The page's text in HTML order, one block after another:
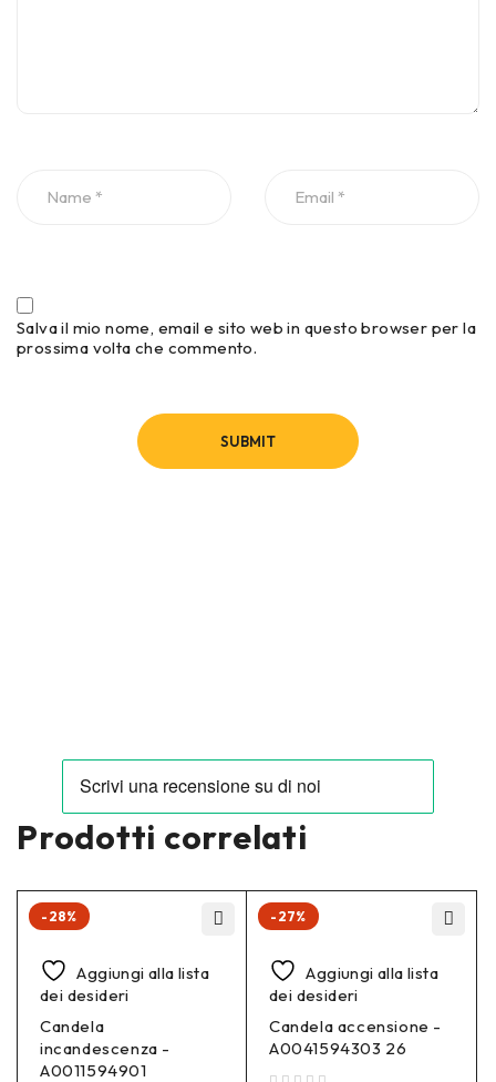
Salva il mio nome, email e sito web in questo browser per la
prossima volta che commento.
Prodotti correlati
-28%
Aggiungi alla lista
dei desideri
Candela
incandescenza -
A0011594901
-27%
Aggiungi alla lista
dei desideri
Candela accensione -
A0041594303 26